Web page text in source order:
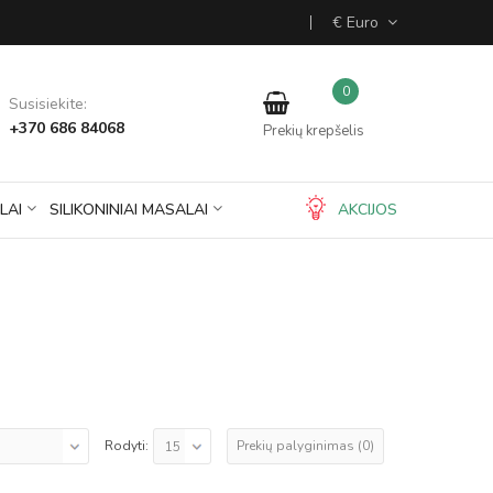
Susisiekite:
+370 686 84068
Prekių krepšelis
0
AKCIJOS
SILIKONINIAI MASALAI
Rodyti: Prekių palyginimas (0)